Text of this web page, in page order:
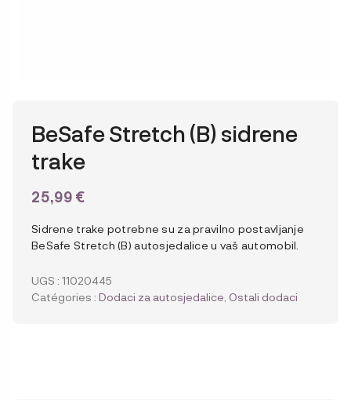
BeSafe Stretch (B) sidrene
trake
25,99 €
Sidrene trake potrebne su za pravilno postavljanje
BeSafe Stretch (B) autosjedalice u vaš automobil.
UGS : 11020445
Catégories : Dodaci za autosjedalice Ostali dodaci